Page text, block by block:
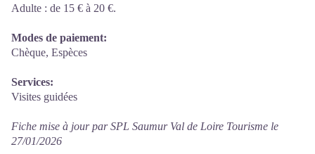
Adulte : de 15 € à 20 €.
Modes de paiement:
Chèque, Espèces
Services:
Visites guidées
Fiche mise à jour par SPL Saumur Val de Loire Tourisme le
27/01/2026